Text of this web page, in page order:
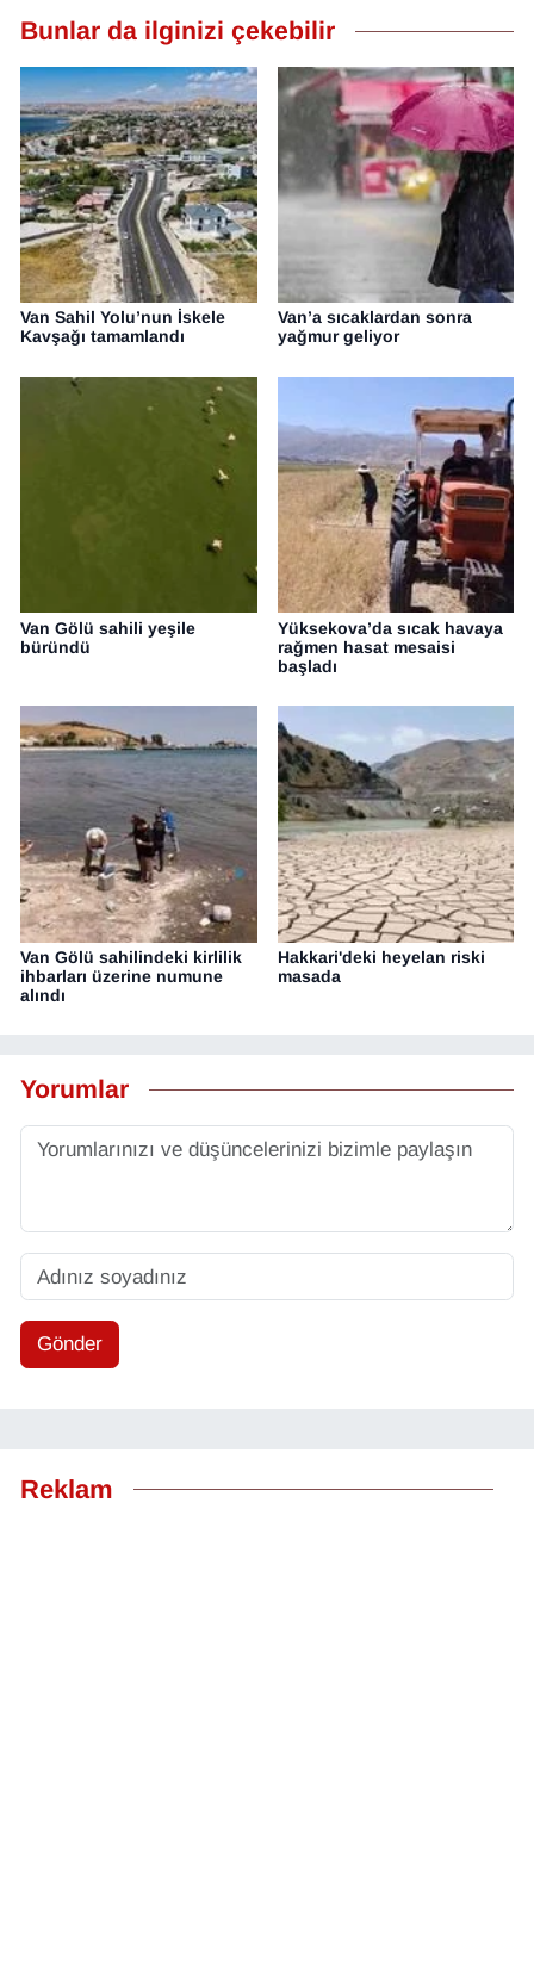
Bunlar da ilginizi çekebilir
Van Sahil Yolu’nun İskele
Kavşağı tamamlandı
Van’a sıcaklardan sonra
yağmur geliyor
Van Gölü sahili yeşile
büründü
Yüksekova’da sıcak havaya
rağmen hasat mesaisi
başladı
Van Gölü sahilindeki kirlilik
ihbarları üzerine numune
alındı
Hakkari'deki heyelan riski
masada
Yorumlar
Gönder
Reklam